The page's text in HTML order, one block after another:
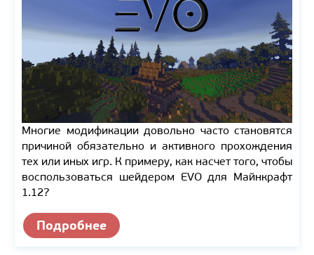
Многие модификации довольно часто становятся
причиной обязательно и активного прохождения
тех или иных игр. К примеру, как насчет того, чтобы
воспользоваться шейдером EVO для Майнкрафт
1.12?
Подробнее